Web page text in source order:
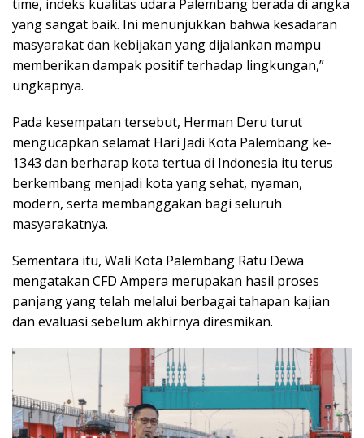
time, indeks kualitas udara Palembang berada di angka
yang sangat baik. Ini menunjukkan bahwa kesadaran
masyarakat dan kebijakan yang dijalankan mampu
memberikan dampak positif terhadap lingkungan,”
ungkapnya.
Pada kesempatan tersebut, Herman Deru turut
mengucapkan selamat Hari Jadi Kota Palembang ke-
1343 dan berharap kota tertua di Indonesia itu terus
berkembang menjadi kota yang sehat, nyaman,
modern, serta membanggakan bagi seluruh
masyarakatnya.
Sementara itu, Wali Kota Palembang Ratu Dewa
mengatakan CFD Ampera merupakan hasil proses
panjang yang telah melalui berbagai tahapan kajian
dan evaluasi sebelum akhirnya diresmikan.